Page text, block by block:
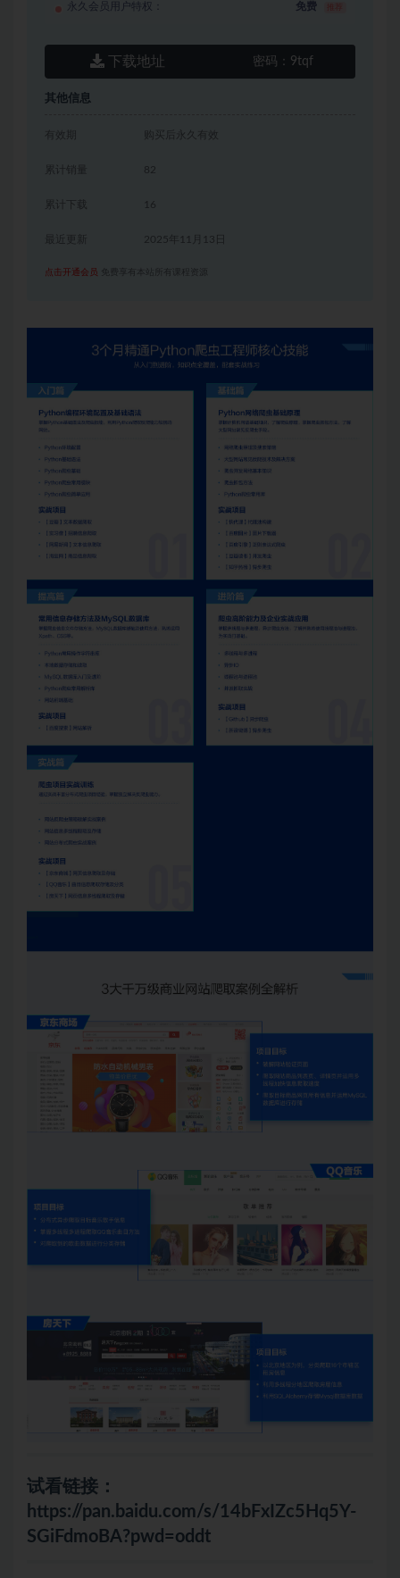
永久会员用户特权： 免费
下载地址 密码： 9tqf
其他信息
有效期 购买后永久有效
累计销量 82
累计下载 16
2025年11月13日
点击开通会员 免费享有本站所有课程资源
试看链接：
https://pan.baidu.com/s/14bFxIZc5Hq5Y-
SGiFdmoBA?pwd=oddt